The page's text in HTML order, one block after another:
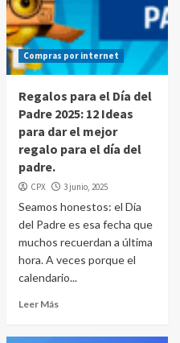
Compras por internet
Regalos para el Día del
Padre 2025: 12 Ideas
para dar el mejor
regalo para el día del
padre.
CPX 3 junio, 2025
Seamos honestos: el Día
del Padre es esa fecha que
muchos recuerdan a última
hora. A veces porque el
calendario...
Leer Más